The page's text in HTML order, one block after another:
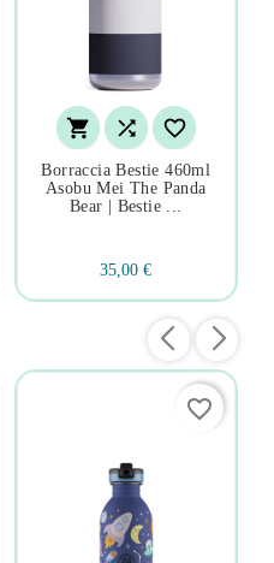
  
Borraccia Bestie 460ml
Asobu Mei The Panda
Bear | Bestie ...
35,00 €
favorite_border